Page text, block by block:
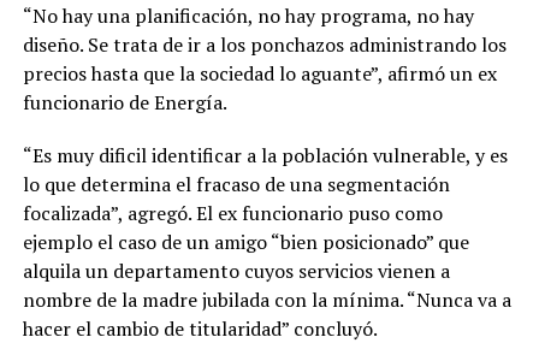
“No hay una planificación, no hay programa, no hay
diseño. Se trata de ir a los ponchazos administrando los
precios hasta que la sociedad lo aguante”, afirmó un ex
funcionario de Energía.
“Es muy dificil identificar a la población vulnerable, y es
lo que determina el fracaso de una segmentación
focalizada”, agregó. El ex funcionario puso como
ejemplo el caso de un amigo “bien posicionado” que
alquila un departamento cuyos servicios vienen a
nombre de la madre jubilada con la mínima. “Nunca va a
hacer el cambio de titularidad” concluyó.